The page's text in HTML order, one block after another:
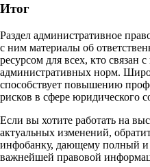
Итог
Раздел административное
с ним материалы об
ресурсом для всех, кто связан
административных норм.
способствует повышению
рисков в сфере юридического
Если вы хотите работать на
актуальных изменений,
инфобанку, дающему полный и
важнейшей правовой